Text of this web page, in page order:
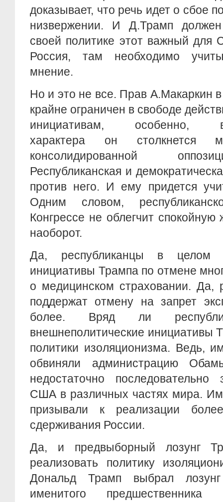
доказывает, что речь идет о сбое
низвержении. И Д.Трамп
своей политике этот важный
Россия, там необходимо
мнение.
Но и это не все. Прав А.Макаркин
крайне ограничен в свободе
инициативам, особенно,
характера он столкнется
консолидированной
Республиканская и
против него. И ему придется
Одним словом,
Конгрессе не облегчит
наоборот.
Да, республиканцы в целом
инициативы Трампа по отмене
о медицинском страховании. Да,
поддержат отмену на запрет
более. Вряд ли
внешнеполитические инициативы
политики изоляционизма. Ведь,
обвиняли администрацию
недостаточно
США в различных частях мира.
призывали к реализации
сдерживания России.
Да, и предвыборный лозунг
реализовать политику
Дональд Трамп выбрал
именитого предшественника